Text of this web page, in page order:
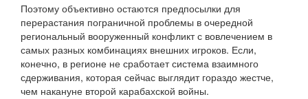
Поэтому объективно остаются предпосылки для
перерастания пограничной проблемы в очередной
региональный вооруженный конфликт с вовлечением в
самых разных комбинациях внешних игроков. Если,
конечно, в регионе не сработает система взаимного
сдерживания, которая сейчас выглядит гораздо жестче,
чем накануне второй карабахской войны.